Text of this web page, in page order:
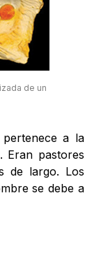
de un
a la
Eran pastores
de largo. Los
se debe a